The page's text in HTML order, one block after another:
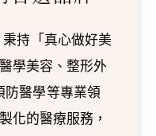
持「真心做好美
學美容、整形外
防醫學等專業領
化的醫療服務，